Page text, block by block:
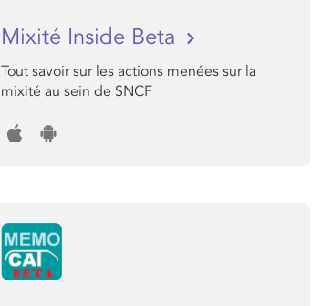
Mixité Inside Beta
Tout savoir sur les actions menées sur la
mixité au sein de SNCF